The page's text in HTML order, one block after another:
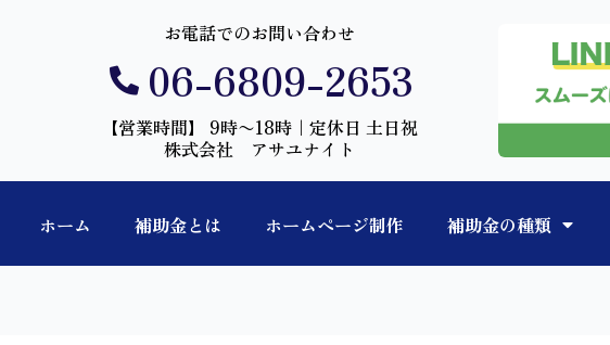
お電話でのお問い合わせ
06-6809-2653
【営業時間】 9時〜18時｜定休日 土日祝
株式会社 アサユナイト
ホーム 補助金とは ホームページ制作 補助金の種類